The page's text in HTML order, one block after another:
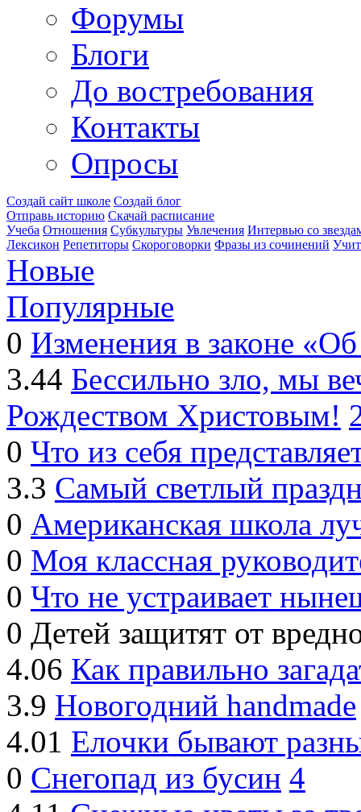
Форумы
Блоги
До востребования
Контакты
Опросы
Создай сайт школе Создай блог
Отправь историю Скачай расписание
Учеба Отношения Субкультуры Увлечения Интервью со
Лексикон Репетиторы Скороговорки Фразы из сочинений
Новые
Популярные
0 Изменения в законе
3.44 Бессильно зло, мы
Рождеством Христовым!
0 Что из себя
3.3 Самый светлый
0 Американская школа
0 Моя классная
0 Что не устраивает
0 Детей защитят от
4.06 Как правильно
3.9 Новогодний handmade
4.01 Елочки бывают
0 Снегопад из бусин 4